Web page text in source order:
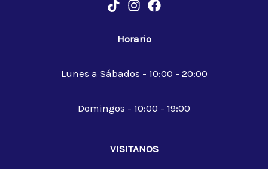
Horario
Lunes a Sábados - 10:00 - 20:00
Domingos - 10:00 - 19:00
VISITANOS